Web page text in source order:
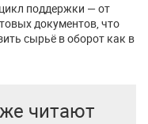
поддержки — от
документов, что
сырьё в оборот как в
читают